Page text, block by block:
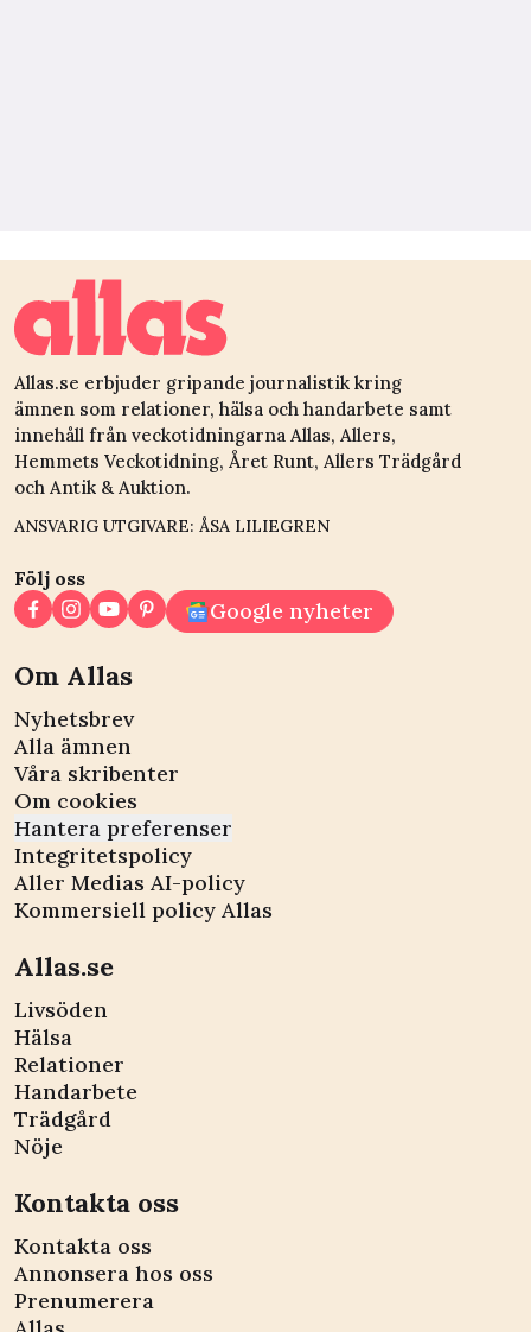
Allas.se erbjuder gripande journalistik kring
ämnen som relationer, hälsa och handarbete samt
innehåll från veckotidningarna Allas, Allers,
Hemmets Veckotidning, Året Runt, Allers Trädgård
och Antik & Auktion.
ANSVARIG UTGIVARE: ÅSA LILIEGREN
Följ oss
Google nyheter
Om Allas
Nyhetsbrev
Alla ämnen
Våra skribenter
Om cookies
Hantera preferenser
Integritetspolicy
Aller Medias AI-policy
Kommersiell policy Allas
Allas.se
Livsöden
Hälsa
Relationer
Handarbete
Trädgård
Nöje
Kontakta oss
Kontakta oss
Annonsera hos oss
Prenumerera